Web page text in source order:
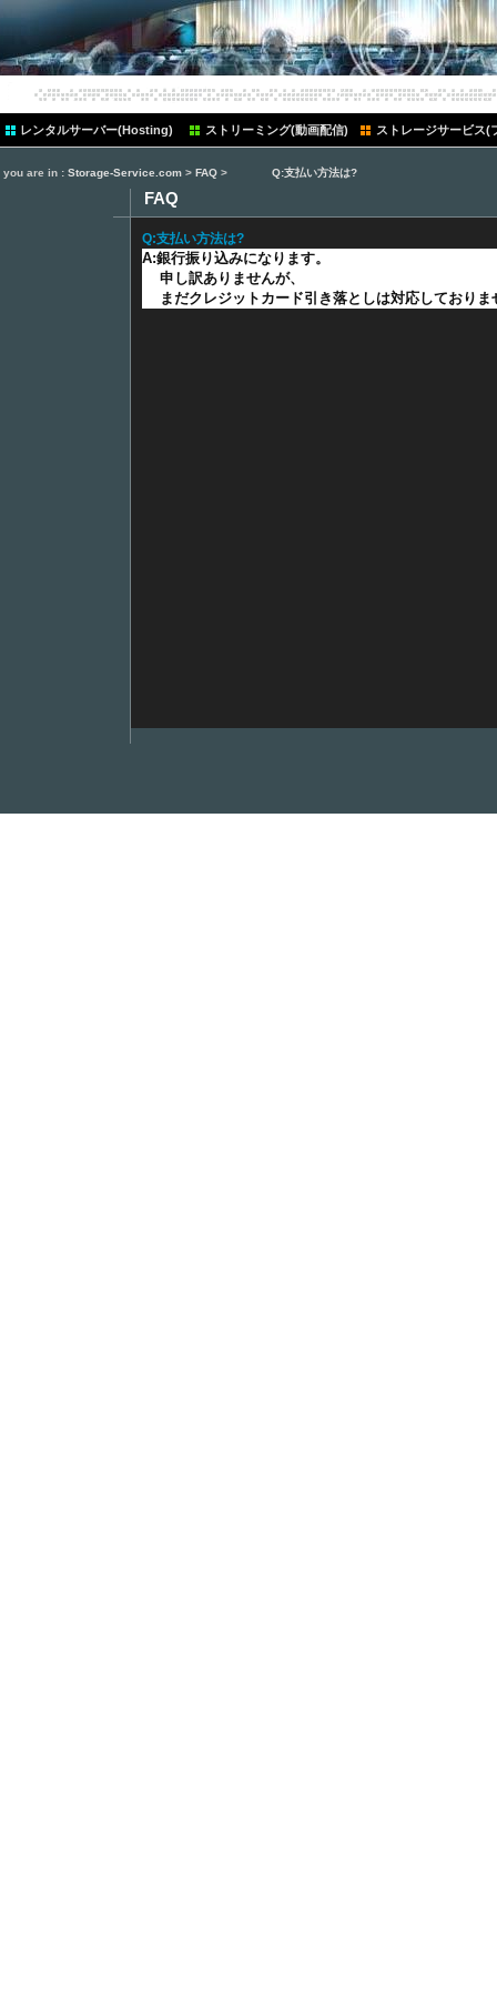
レンタルサーバー(Hosting) ストリーミング(動画配信)
ten ストレージサービス(
you are in : Storage-Service.com > FAQ > Q:支払い方法は?
FAQ
Q:支払い方法は?
A:銀行振り込みになります。
申し訳ありませんが、
まだクレジットカード引き落としは対応しておりま